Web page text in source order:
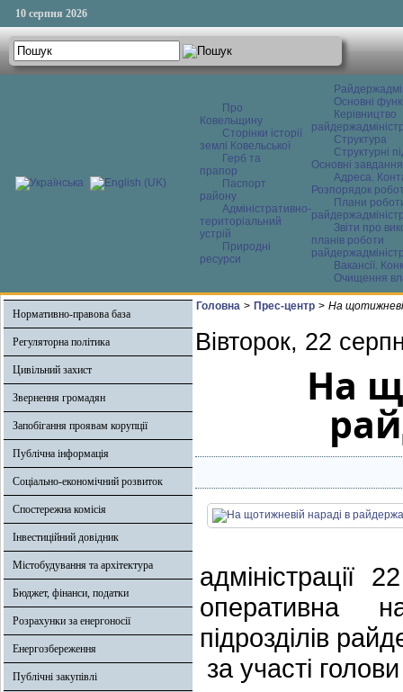
10 серпня 2026
Про
Ковельщину
Сторінки історії
землі Ковельської
Герб та
прапор
Паспорт
району
Адміністративно-
територіальний
устрій
Природні
ресурси
Основні
Керівництво
Структура
Структурні
Основні завдання
Адреса.
Розпорядок
Плани
Звіти про
планів роботи
Вакансії.
Очищення
Нормативно-правова база
Регуляторна політика
Цивільний захист
Звернення громадян
Запобігання проявам корупції
Публічна інформація
Соціально-економічний розвиток
Спостережна комісія
Інвестиційний довідник
Містобудування та архітектура
Бюджет, фінанси, податки
Розрахунки за енергоносії
Енергозбереження
Публічні закупівлі
Головна > Прес-центр > На
Вівторок, 22
На
адміністрації
оперативна
підрозділів
за участі